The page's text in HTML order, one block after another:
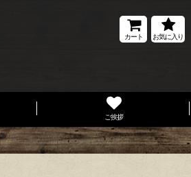
カート お気に入り
ご挨拶